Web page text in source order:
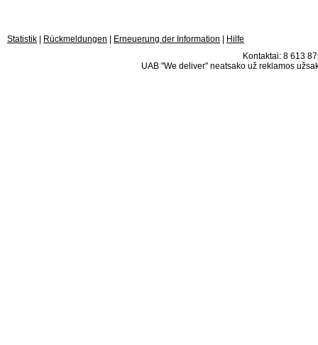
Statistik Rückmeldungen Erneuerung der Information
Hilfe
Kontaktai: 8 613
UAB "We deliver" neatsako už reklamos